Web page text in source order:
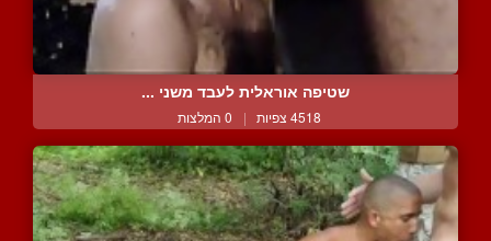
שטיפה אוראלית לעבד משני ...
4518 צפיות | 0 המלצות